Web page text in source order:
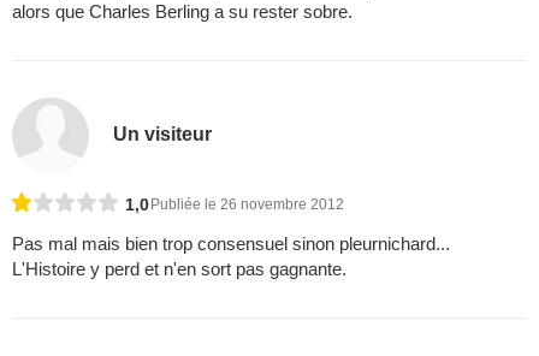
alors que Charles Berling a su rester sobre.
Un visiteur
1,0 Publiée le 26 novembre 2012
Pas mal mais bien trop consensuel sinon pleurnichard...
L'Histoire y perd et n'en sort pas gagnante.